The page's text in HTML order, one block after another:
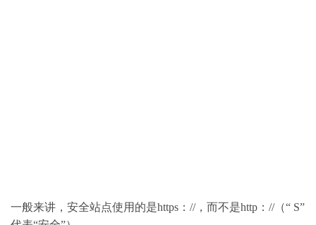
一般来讲，安全站点使用的是https：//，而不是http：//（“ S”